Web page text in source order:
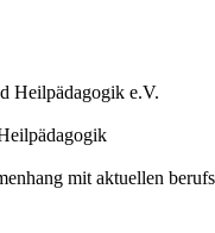
Heilpädagogik e.V.
mit aktuellen